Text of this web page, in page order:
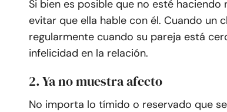
Si bien es posible que no esté haciendo
evitar que ella hable con él. Cuando un
regularmente cuando su pareja está
infelicidad en la relación.
2. Ya no muestra afecto
No importa lo tímido o reservado que